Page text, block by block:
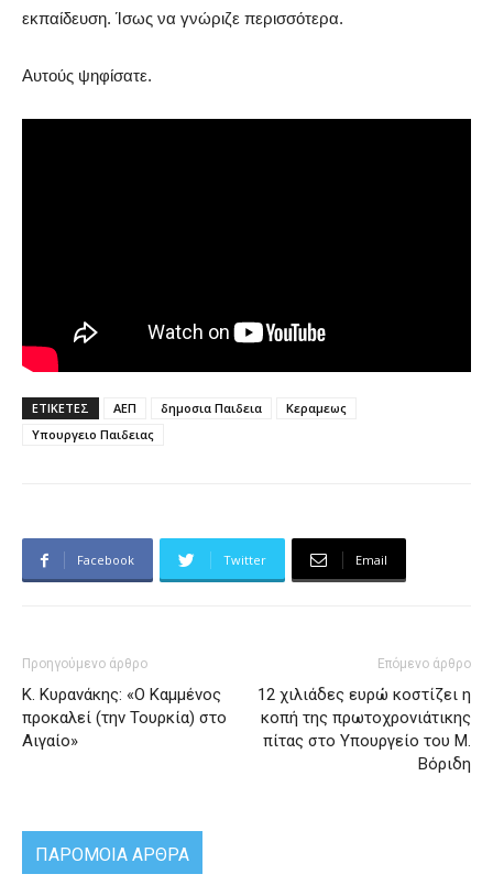
εκπαίδευση. Ίσως να γνώριζε περισσότερα.
Αυτούς ψηφίσατε.
ΕΤΙΚΕΤΕΣ ΑΕΠ δημοσια Παιδεια
Κεραμεως
Υπουργειο Παιδειας
Facebook Twitter Email
Προηγούμενο άρθρο
Κ. Κυρανάκης: «Ο Καμμένος
προκαλεί (την Τουρκία) στο
Αιγαίο»
Επόμενο άρθρο
12 χιλιάδες ευρώ κοστίζει η
κοπή της πρωτοχρονιάτικης
πίτας στο Υπουργείο του Μ.
Βόριδη
ΠΑΡΟΜΟΙΑ ΑΡΘΡΑ